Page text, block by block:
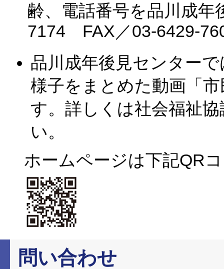
齢、電話番号を品川成年
7174 FAX／03-6429-
品川成年後見センター
様子をまとめた動画「
す。詳しくは社会福祉
い。
ホームページは下記QR
問い合わせ